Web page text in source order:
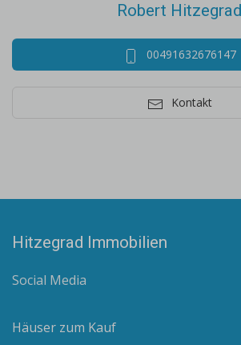
Robert Hitzegrad
00491632676147
Kontakt
Hitzegrad Immobilien
Social Media
Häuser zum Kauf